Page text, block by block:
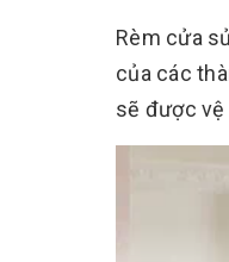
Rèm cửa
của các
sẽ được